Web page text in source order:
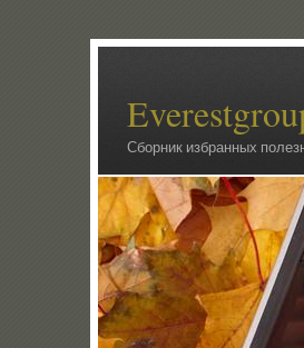
Сборник избранных